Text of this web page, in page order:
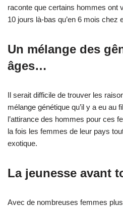
raconte que certains hommes ont
10 jours là-bas qu’en 6 mois chez
Un mélange des
âges…
Il serait difficile de trouver les
mélange génétique qu’il y a eu au
l’attirance des hommes pour ces
la fois les femmes de leur pays
exotique.
La jeunesse avant
Avec de nombreuses femmes